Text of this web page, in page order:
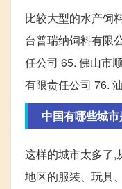
比较大型的水产饲
台普瑞纳饲料有限
任公司 65. 佛山市
有限责任公司 76.
中国有哪些城
这样的城市太多了,
地区的服装、玩具